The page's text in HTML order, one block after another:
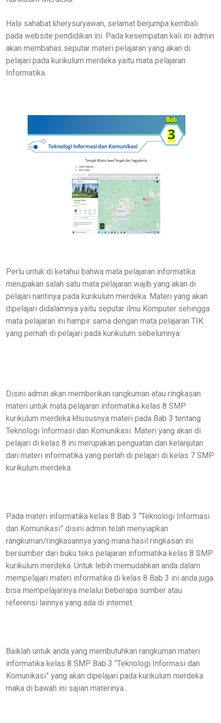
Halo sahabat kherysuryawan, selamat berjumpa kembali
pada website pendidikan ini. Pada kesempatan kali ini admin
akan membahas seputar materi pelajaran yang akan di
pelajari pada kurikulum merdeka yaitu mata pelajaran
Informatika.
Perlu untuk di ketahui bahwa mata pelajaran informatika
merupakan salah satu mata pelajaran wajib yang akan di
pelajari nantinya pada kurikulum merdeka. Materi yang akan
dipelajari didalamnya yaitu seputar ilmu Komputer sehingga
mata pelajaran ini hampir sama dengan mata pelajaran TIK
yang pernah di pelajari pada kurikulum sebelumnya.
Disini admin akan memberikan rangkuman atau ringkasan
materi untuk mata pelajaran informatika kelas 8 SMP
kurikulum merdeka khususnya materi pada Bab 3 tentang
Teknologi Informasi dan Komunikasi. Materi yang akan di
pelajari di kelas 8 ini merupakan penguatan dan kelanjutan
dari materi informatika yang perlah di pelajari di kelas 7 SMP
kurikulum merdeka.
Pada materi informatika kelas 8 Bab 3 “Teknologi Informasi
dan Komunikasi” disini admin telah menyiapkan
rangkuman/ringkasannya yang mana hasil ringkasan ini
bersumber dari buku teks pelajaran informatika kelas 8 SMP
kurikulum merdeka. Untuk lebih memudahkan anda dalam
mempelajari materi informatika di kelas 8 Bab 3 ini anda juga
bisa mempelajarinya melalui beberapa sumber atau
referensi lainnya yang ada di internet.
Baiklah untuk anda yang membutuhkan rangkuman materi
informatika kelas 8 SMP Bab 3 “Teknologi Informasi dan
Komunikasi” yang akan dipelajari pada kurikulum merdeka
maka di bawah ini sajian materinya :